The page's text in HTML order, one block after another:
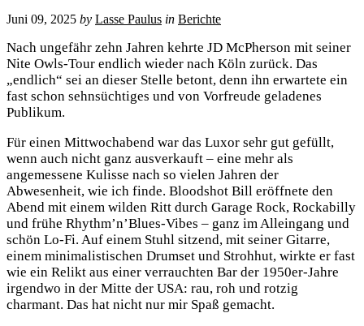
Juni 09, 2025 by Lasse Paulus in Berichte
Nach ungefähr zehn Jahren kehrte JD McPherson mit seiner
Nite Owls-Tour endlich wieder nach Köln zurück. Das
„endlich“ sei an dieser Stelle betont, denn ihn erwartete ein
fast schon sehnsüchtiges und von Vorfreude geladenes
Publikum.
Für einen Mittwochabend war das Luxor sehr gut gefüllt,
wenn auch nicht ganz ausverkauft – eine mehr als
angemessene Kulisse nach so vielen Jahren der
Abwesenheit, wie ich finde. Bloodshot Bill eröffnete den
Abend mit einem wilden Ritt durch Garage Rock, Rockabilly
und frühe Rhythm’n’Blues-Vibes – ganz im Alleingang und
schön Lo-Fi. Auf einem Stuhl sitzend, mit seiner Gitarre,
einem minimalistischen Drumset und Strohhut, wirkte er fast
wie ein Relikt aus einer verrauchten Bar der 1950er-Jahre
irgendwo in der Mitte der USA: rau, roh und rotzig
charmant. Das hat nicht nur mir Spaß gemacht.